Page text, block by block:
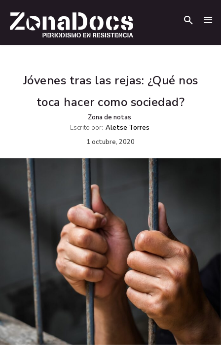
Jóvenes tras las rejas: ¿Qué nos
toca hacer como sociedad?
Zona de notas
Escrito por: Aletse Torres
1 octubre, 2020